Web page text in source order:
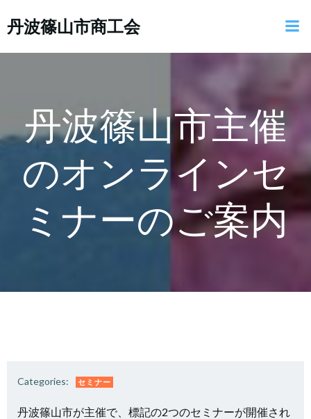
ン
ス
キ
ッ
プ
丹波篠山市商工会
丹波篠山市主催
のオンラインセ
ミナーのご案内
Categories: セミナー
丹波篠山市が主催で、標記の2つのセミナーが開催され